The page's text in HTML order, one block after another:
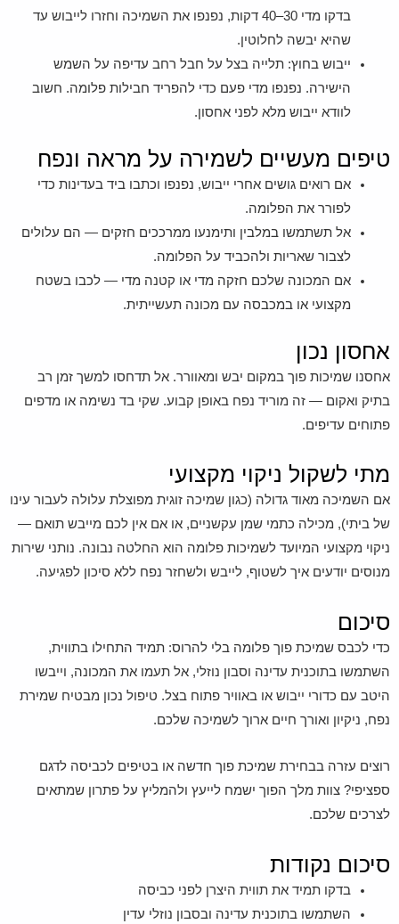
בדקו מדי 30–40 דקות, נפנפו את השמיכה וחזרו לייבוש עד
שהיא יבשה לחלוטין.
ייבוש בחוץ: תלייה בצל על חבל רחב עדיפה על השמש
הישירה. נפנפו מדי פעם כדי להפריד חבילות פלומה. חשוב
לוודא ייבוש מלא לפני אחסון.
טיפים מעשיים לשמירה על מראה ונפח
אם רואים גושים אחרי ייבוש, נפנפו וכתבו ביד בעדינות כדי
לפורר את הפלומה.
אל תשתמשו במלבין ותימנעו ממרככים חזקים — הם עלולים
לצבור שאריות ולהכביד על הפלומה.
אם המכונה שלכם חזקה מדי או קטנה מדי — לכבו בשטח
מקצועי או במכבסה עם מכונה תעשייתית.
אחסון נכון
אחסנו שמיכות פוך במקום יבש ומאוורר. אל תדחסו למשך זמן רב
בתיק ואקום — זה מוריד נפח באופן קבוע. שקי בד נשימה או מדפים
פתוחים עדיפים.
מתי לשקול ניקוי מקצועי
אם השמיכה מאוד גדולה (כגון שמיכה זוגית מפוצלת עלולה לעבור עינו
של ביתי), מכילה כתמי שמן עקשניים, או אם אין לכם מייבש תואם —
ניקוי מקצועי המיועד לשמיכות פלומה הוא החלטה נבונה. נותני שירות
מנוסים יודעים איך לשטוף, לייבש ולשחזר נפח ללא סיכון לפגיעה.
סיכום
כדי לכבס שמיכת פוך פלומה בלי להרוס: תמיד התחילו בתווית,
השתמשו בתוכנית עדינה וסבון נוזלי, אל תעמו את המכונה, וייבשו
היטב עם כדורי ייבוש או באוויר פתוח בצל. טיפול נכון מבטיח שמירת
נפח, ניקיון ואורך חיים ארוך לשמיכה שלכם.
רוצים עזרה בבחירת שמיכת פוך חדשה או בטיפים לכביסה לדגם
ספציפי? צוות מלך הפוך ישמח לייעץ ולהמליץ על פתרון שמתאים
לצרכים שלכם.
סיכום נקודות
בדקו תמיד את תווית היצרן לפני כביסה
השתמשו בתוכנית עדינה ובסבון נוזלי עדין